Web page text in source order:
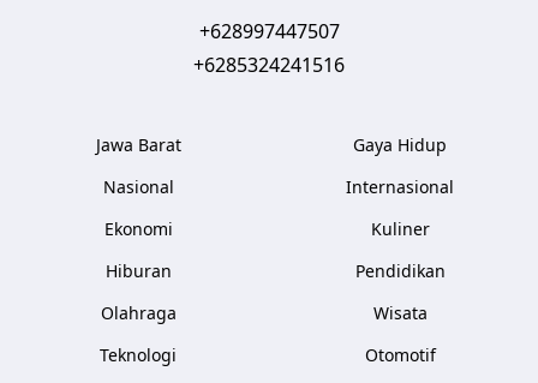
+628997447507
+6285324241516
Jawa Barat
Nasional
Ekonomi
Hiburan
Olahraga
Teknologi
Gaya Hidup
Internasional
Kuliner
Pendidikan
Wisata
Otomotif